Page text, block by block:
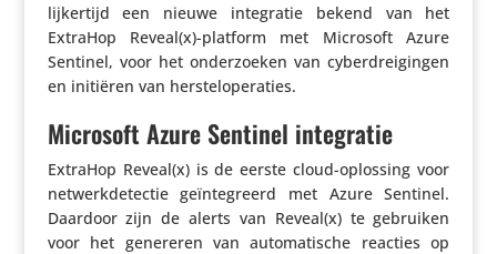
lij­ker­tijd een nieuwe inte­gratie bekend van het
ExtraHop Reveal(x)-platform met Microsoft Azure
Sentinel, voor het onder­zoeken van cyber­drei­gingen
en initiëren van hersteloperaties.
Microsoft Azure Sentinel integratie
ExtraHop Reveal(x) is de eerste cloud-oplossing voor
netwerk­de­tectie geïn­te­greerd met Azure Sentinel.
Daardoor zijn de alerts van Reveal(x) te gebruiken
voor het genereren van auto­ma­ti­sche reacties op